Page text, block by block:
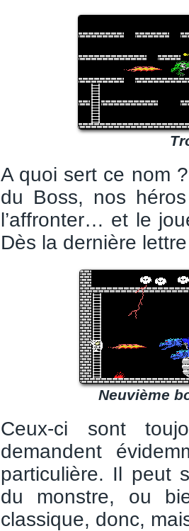
A quoi sert ce nom
du Boss, nos
l’affronter… et le
Dès la dernière
Neuvième
Ceux-ci sont
demandent
particulière. Il peut
du monstre, ou
classique, donc,